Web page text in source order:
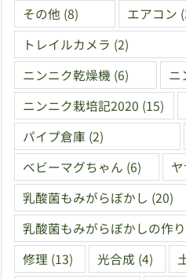
その他 (8) エアコン
トレイルカメラ (2)
ニンニク乾燥機 (6) ニ
ニンニク栽培記2020 (15)
パイプ倉庫 (2)
ベビーマグちゃん (6)
乳酸菌もみがらぼかし (20)
乳酸菌もみがらぼかしの作
修理 (13) 光合成 (4)